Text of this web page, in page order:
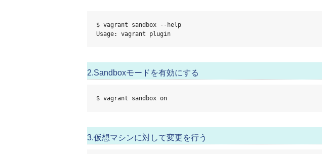
$ vagrant sandbox --help
Usage: vagrant plugin
2.Sandboxモードを有効にする
$ vagrant sandbox on
3.仮想マシンに対して変更を行う